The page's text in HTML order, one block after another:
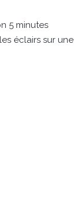
5 minutes
éclairs sur une